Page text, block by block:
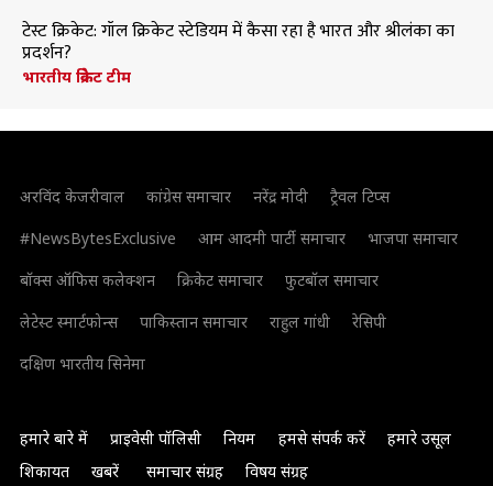
टेस्ट क्रिकेट: गॉल क्रिकेट स्टेडियम में कैसा रहा है भारत और श्रीलंका का
प्रदर्शन?
भारतीय क्रिकेट टीम
अरविंद केजरीवाल कांग्रेस समाचार नरेंद्र मोदी
ट्रैवल टिप्स
#NewsBytesExclusive
आम आदमी पार्टी समाचार
भाजपा समाचार
बॉक्स ऑफिस कलेक्शन
क्रिकेट समाचार
फुटबॉल समाचार
लेटेस्ट स्मार्टफोन्स
पाकिस्तान समाचार राहुल गांधी
रेसिपी
दक्षिण भारतीय सिनेमा
हमारे बारे में प्राइवेसी पॉलिसी नियम हमसे संपर्क करें
हमारे उसूल
शिकायत
खबरें समाचार संग्रह विषय संग्रह